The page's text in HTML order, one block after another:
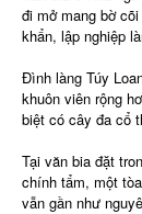
đi mở mang bờ
khẩn, lập nghiệp
Đình làng Túy
khuôn viên rộng
biệt có cây đa cổ
Tại văn bia đặt
chính tẩm, một
vẫn gần như